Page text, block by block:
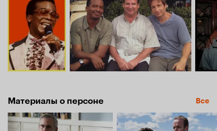
Материалы о персоне Все